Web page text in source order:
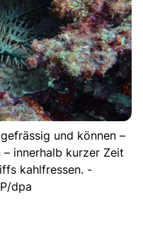
und können –
innerhalb kurzer Zeit
kahlfressen. -
dpa